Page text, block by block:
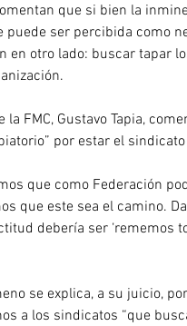
que si bien la
puede ser percibida como
en otro lado: buscar tapar
la FMC, Gustavo Tapia,
por estar el
que como Federación
que este sea el camino.
debería ser ‘rememos
se explica, a su juicio,
a los sindicatos “que